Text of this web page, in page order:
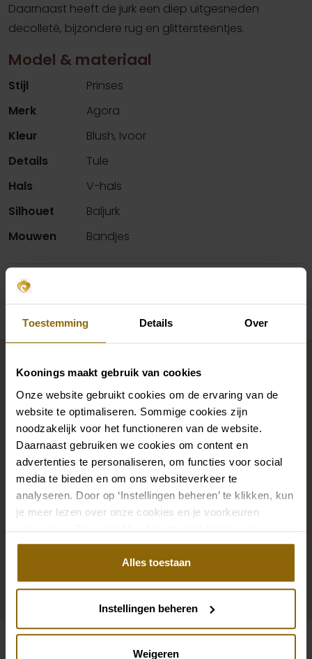
Toestemming Details Over
Koonings maakt gebruik van cookies
Onze website gebruikt cookies om de ervaring van de
website te optimaliseren. Sommige cookies zijn
noodzakelijk voor het functioneren van de website.
Daarnaast gebruiken we cookies om content en
advertenties te personaliseren, om functies voor social
media te bieden en om ons websiteverkeer te
analyseren. Door op ‘Instellingen beheren’ te klikken, kun
je meer lezen over onze cookies en je voorkeuren
aanpassen. Door op ‘Alles toestaan’ te klikken, ga je
akkoord met het gebruik van alle cookies.
Alles toestaan
Instellingen beheren
Weigeren
Daarnaast heeft de jurk een diep uitgesneden
decolleté, bijzondere rug en glittersteentjes.
Model & materiaal
Stijl
Prinses
Merk
Agora
Kleur
Blush, Ivoor
Details
Tule
Hals
V-hals
Silhouet
Baljurk
Mouwen
Bandjes
Beschikbaarheid per winkel
compleet
De perfecte trouwschoenen voor onder je trouwjurk,
maar ook kettingen, armbanden en oorbellen die
precies bij je bruidsjurk passen of een prachtige sluier,
haarband of haarspeld voor je bruidskapsel: jouw
bruidslook is pas af met bijpassende accessoires. Met
bruid en bruidegom vind je de perfecte match met
jouw jurk of trouwkostuum.
Ga naar accessoires